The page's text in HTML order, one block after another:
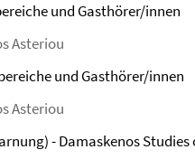
und Gasthörer/innen
Asteriou
und Gasthörer/innen
Asteriou
- Damaskenos Studies